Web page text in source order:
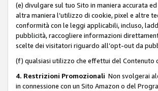
(e) divulgare sul tuo Sito in maniera accurata
altra maniera l’utilizzo di cookie, pixel e altre
conformità con le leggi applicabili, incluso,
pubblicità, raccogliere informazioni
scelte dei visitatori riguardo all’opt-out da
(f) qualsiasi utilizzo che effettui del Contenuto
4. Restrizioni Promozionali Non svolgerai
in connessione con un Sito Amazon o del